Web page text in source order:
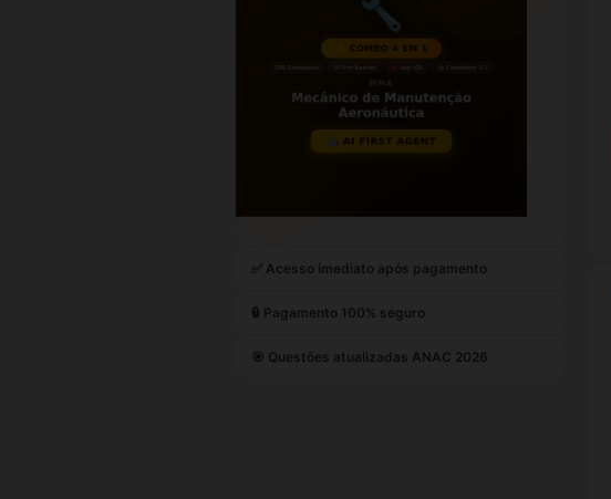
✅ Acesso imediato após pagamento
🔒 Pagamento 100% seguro
🎯 Questões atualizadas ANAC 2026